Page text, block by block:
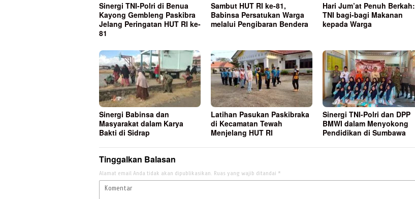
Sinergi TNI-Polri di Benua
Kayong Gembleng Paskibra
Jelang Peringatan HUT RI ke-
81
Sambut HUT RI ke-81,
Babinsa Persatukan Warga
melalui Pengibaran Bendera
Hari Jum’at Penuh Berkah:
TNI bagi-bagi Makanan
kepada Warga
Sinergi Babinsa dan
Masyarakat dalam Karya
Bakti di Sidrap
Latihan Pasukan Paskibraka
di Kecamatan Tewah
Menjelang HUT RI
Sinergi TNI-Polri dan DPP
BMWI dalam Menyokong
Pendidikan di Sumbawa
Tinggalkan Balasan
Alamat email Anda tidak akan dipublikasikan. Ruas yang wajib ditandai *